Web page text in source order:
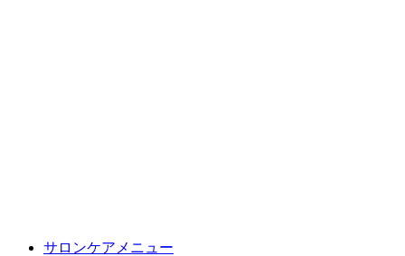
サロンケアメニュー